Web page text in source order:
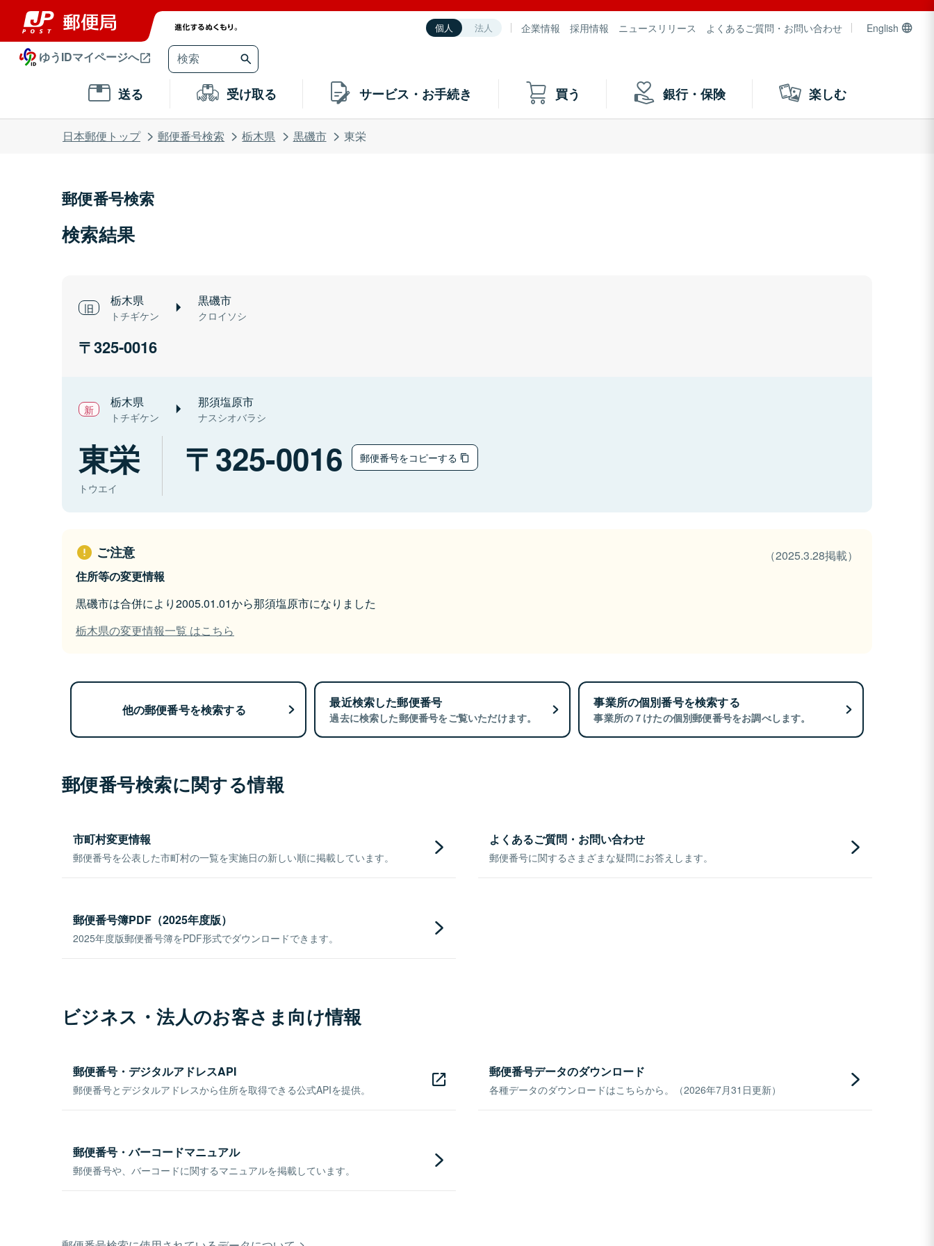
個人 法人 企業情報 採用情報 ニュースリリース よくあるご質問・お問い合わせ English
ゆうIDマイページへ
送る 受け取る サービス・お手続き 買う 銀行・保険 楽しむ
日本郵便トップ 郵便番号検索 栃木県 黒磯市 東栄
郵便番号検索
検索結果
栃木県
トチギケン
黒磯市
クロイソシ
325-0016
栃木県
トチギケン
那須塩原市
ナスシオバラシ
東栄
トウエイ
325-0016 郵便番号をコピーする
ご注意
（2025.3.28掲載）
住所等の変更情報
黒磯市は合併により2005.01.01から那須塩原市になりました
栃木県の変更情報一覧 はこちら
他の郵便番号を検索する 最近検索した郵便番号
過去に検索した郵便番号をご覧いただけます。
事業所の個別番号を検索する
事業所の７けたの個別郵便番号をお調べします。
郵便番号検索に関する情報
市町村変更情報
郵便番号を公表した市町村の一覧を実施日の新しい順に掲載しています。
よくあるご質問・お問い合わせ
郵便番号に関するさまざまな疑問にお答えします。
郵便番号簿PDF（2025年度版）
2025年度版郵便番号簿をPDF形式でダウンロードできます。
ビジネス・法人のお客さま向け情報
郵便番号・デジタルアドレスAPI
郵便番号とデジタルアドレスから住所を取得できる公式APIを提供。
郵便番号データのダウンロード
各種データのダウンロードはこちらから。（2026年7月31日更新）
郵便番号・バーコードマニュアル
郵便番号や、バーコードに関するマニュアルを掲載しています。